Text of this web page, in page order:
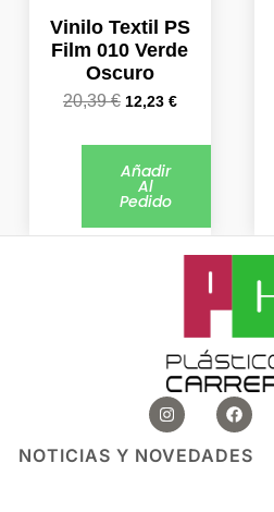
Vinilo Textil PS
Film 010 Verde
Oscuro
20,39€ 12,23 €
Añadir
Al
Pedido
I
n
s
t
a
F
a
c
e
b
NOTICIAS Y NOVEDADES